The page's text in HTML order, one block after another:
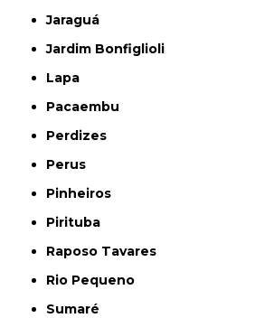
Jaraguá
Jardim Bonfiglioli
Lapa
Pacaembu
Perdizes
Perus
Pinheiros
Pirituba
Raposo Tavares
Rio Pequeno
Sumaré